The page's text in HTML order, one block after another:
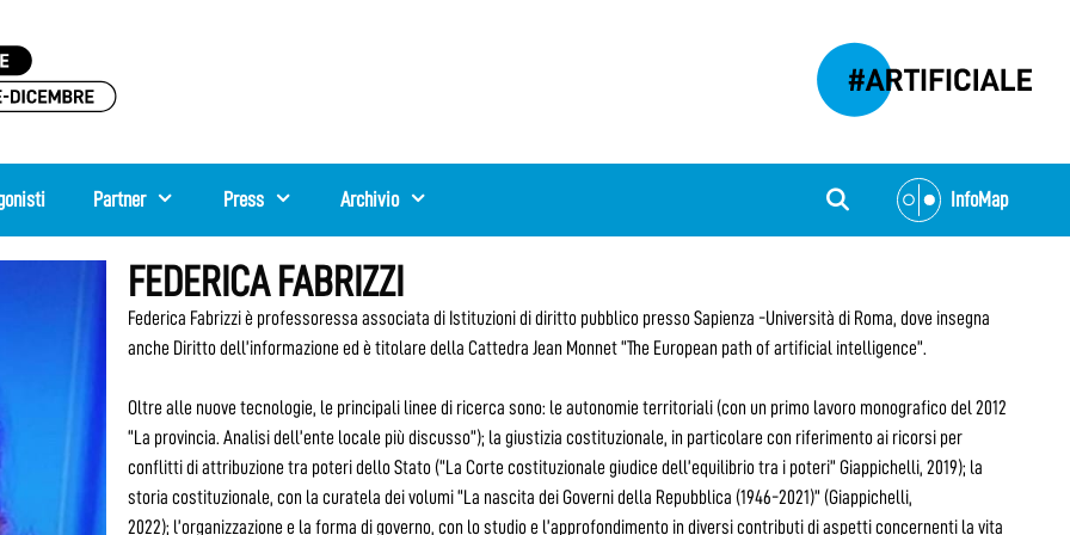
Partner Press Archivio InfoMap
FEDERICA FABRIZZI
Federica Fabrizzi è professoressa associata di Istituzioni di diritto pubblico presso Sapienza -Università di Roma, dove insegna
anche Diritto dell’informazione ed è titolare della Cattedra Jean Monnet “The European path of artificial intelligence”.
Oltre alle nuove tecnologie, le principali linee di ricerca sono: le autonomie territoriali (con un primo lavoro monografico del 2012
“La provincia. Analisi dell’ente locale più discusso”); la giustizia costituzionale, in particolare con riferimento ai ricorsi per
conflitti di attribuzione tra poteri dello Stato (“La Corte costituzionale giudice dell’equilibrio tra i poteri” Giappichelli, 2019); la
storia costituzionale, con la curatela dei volumi “La nascita dei Governi della Repubblica (1946-2021)” (Giappichelli,
2022); l’organizzazione e la forma di governo, con lo studio e l’approfondimento in diversi contributi di aspetti concernenti la vita